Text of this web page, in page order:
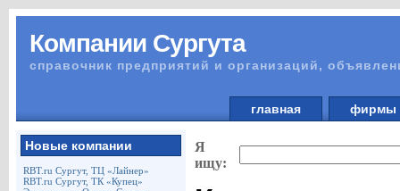
Компании Сургута
справочник предприятий и организаций,
главная
Новые компании
RBT.ru Сургут, ТЦ «Лайнер»
RBT.ru Сургут, ТК «Купец»
Я
ищу: